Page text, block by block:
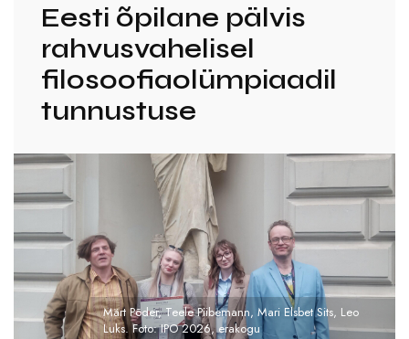
Eesti õpilane pälvis
rahvusvahelisel
filosoofiaolümpiaadil
tunnustuse
Märt Põder, Teele Piibemann, Mari Elsbet Sits, Leo
Luks. Foto: IPO 2026, erakogu